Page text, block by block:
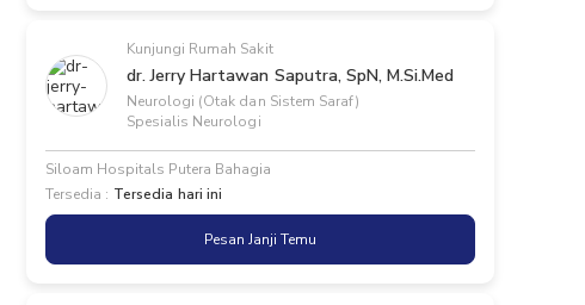
Kunjungi Rumah Sakit
dr. Jerry Hartawan Saputra, SpN, M.Si.Med
Neurologi (Otak dan Sistem Saraf)
Spesialis Neurologi
Siloam Hospitals Putera Bahagia
Tersedia : Tersedia hari ini
Pesan Janji Temu